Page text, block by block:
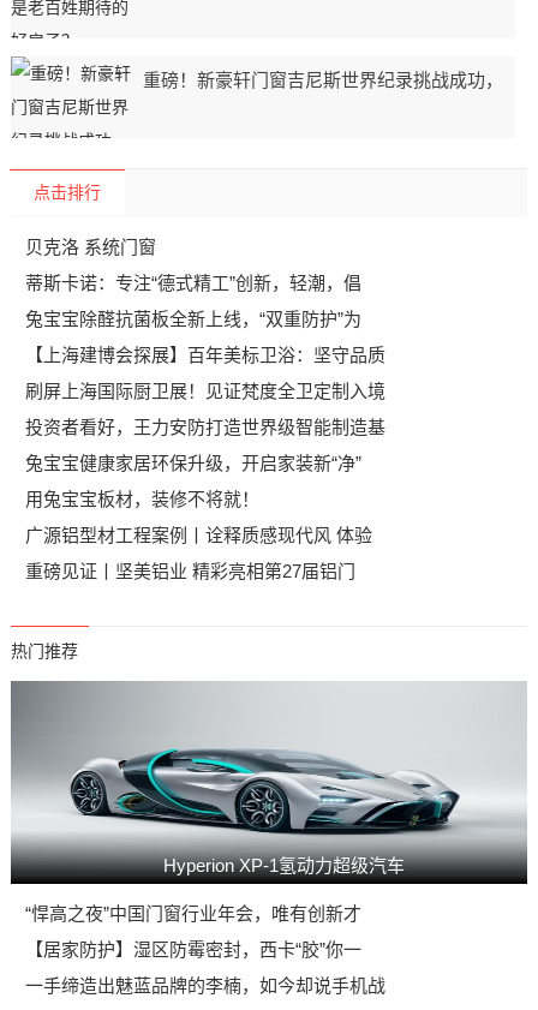
重磅！新豪轩门窗吉尼斯世界纪录挑战成功，
点击排行
贝克洛 系统门窗
蒂斯卡诺：专注“德式精工”创新，轻潮，倡
兔宝宝除醛抗菌板全新上线，“双重防护”为
【上海建博会探展】百年美标卫浴：坚守品质
刷屏上海国际厨卫展！见证梵度全卫定制入境
投资者看好，王力安防打造世界级智能制造基
兔宝宝健康家居环保升级，开启家装新“净”
用兔宝宝板材，装修不将就！
广源铝型材工程案例丨诠释质感现代风 体验
重磅见证丨坚美铝业 精彩亮相第27届铝门
热门推荐
Hyperion XP-1氢动力超级汽车
“悍高之夜”中国门窗行业年会，唯有创新才
【居家防护】湿区防霉密封，西卡“胶”你一
一手缔造出魅蓝品牌的李楠，如今却说手机战